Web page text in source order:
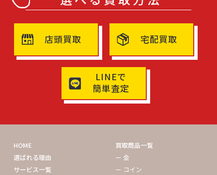
店頭買取 宅配買取
LINEで
簡単査定
HOME
選ばれる理由
サービス一覧
買取商品一覧
ー 金
ー コイン